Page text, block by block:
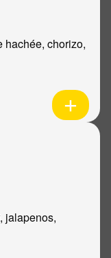
hachée, chorizo,
jalapenos,